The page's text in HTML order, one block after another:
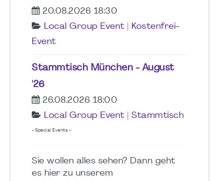
20.08.2026 18:30
Local Group Event
Kostenfrei-
Event
Stammtisch München - August
'26
26.08.2026 18:00
Local Group Event
Stammtisch
- Special Events -
Sie wollen alles sehen? Dann geht
es hier zu unserem